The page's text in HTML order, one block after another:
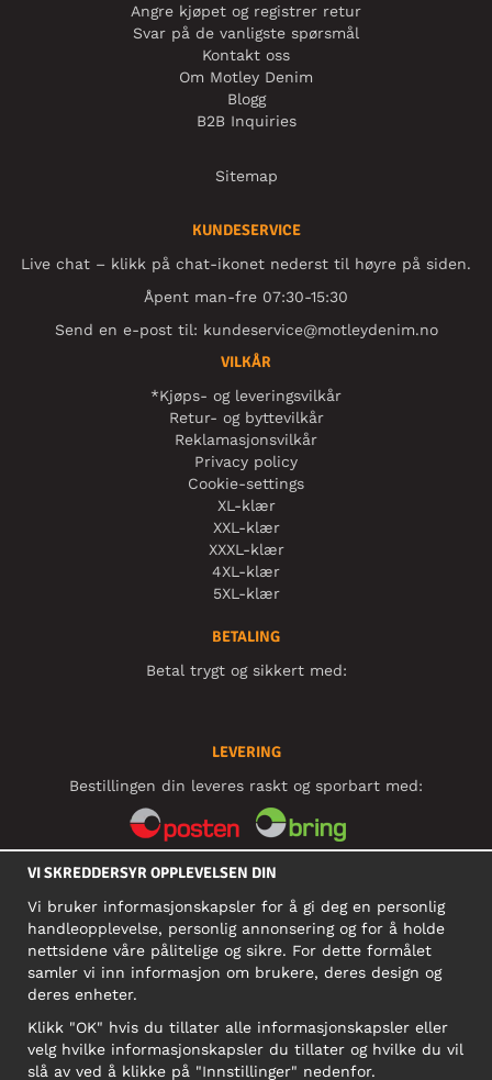
Angre kjøpet og registrer retur
Svar på de vanligste spørsmål
Kontakt oss
Om Motley Denim
Blogg
B2B Inquiries
Sitemap
KUNDESERVICE
Live chat – klikk på chat-ikonet nederst til høyre på siden.
Åpent man-fre 07:30-15:30
Send en e-post til: kundeservice@motleydenim.no
VILKÅR
*Kjøps- og leveringsvilkår
Retur- og byttevilkår
Reklamasjonsvilkår
Privacy policy
Cookie-settings
XL-klær
XXL-klær
XXXL-klær
4XL-klær
5XL-klær
BETALING
Betal trygt og sikkert med:
LEVERING
Bestillingen din leveres raskt og sporbart med:
SOSIALE MEDIER
BEDRIFT
911 891 581 MVA
NB! Ikke bruk denne adressen til å sende produkter i retur!
VI SKREDDERSYR OPPLEVELSEN DIN
Vi bruker informasjonskapsler for å gi deg en personlig
handleopplevelse, personlig annonsering og for å holde
nettsidene våre pålitelige og sikre. For dette formålet
samler vi inn informasjon om brukere, deres design og
deres enheter.
Klikk "OK" hvis du tillater alle informasjonskapsler eller
velg hvilke informasjonskapsler du tillater og hvilke du vil
slå av ved å klikke på "Innstillinger" nedenfor.